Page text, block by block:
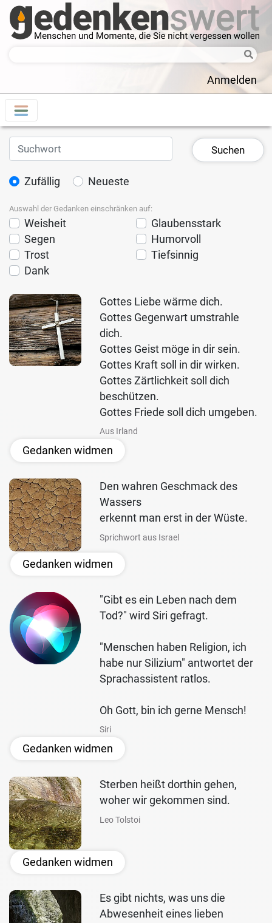
Anmelden
Zufällig Neueste
Auswahl der Gedanken einschränken auf:
Weisheit
Segen
Trost
Dank
Glaubensstark
Humorvoll
Tiefsinnig
Gottes Liebe wärme dich.
Gottes Gegenwart umstrahle
dich.
Gottes Geist möge in dir sein.
Gottes Kraft soll in dir wirken.
Gottes Zärtlichkeit soll dich
beschützen.
Gottes Friede soll dich umgeben.
Aus Irland
Gedanken widmen
Den wahren Geschmack des
Wassers
erkennt man erst in der Wüste.
Sprichwort aus Israel
Gedanken widmen
"Gibt es ein Leben nach dem
Tod?" wird Siri gefragt.
"Menschen haben Religion, ich
habe nur Silizium" antwortet der
Sprachassistent ratlos.
Oh Gott, bin ich gerne Mensch!
Siri
Gedanken widmen
Sterben heißt dorthin gehen,
woher wir gekommen sind.
Leo Tolstoi
Gedanken widmen
Es gibt nichts, was uns die
Abwesenheit eines lieben